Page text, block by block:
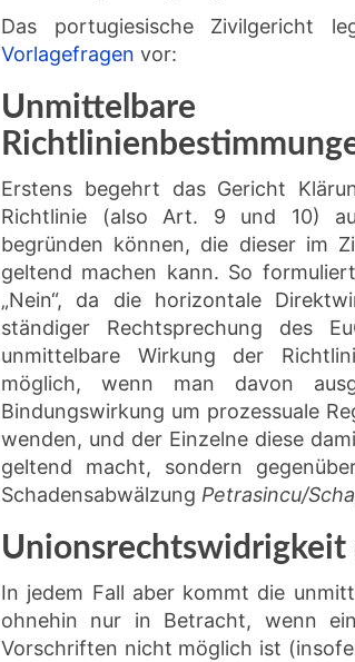
Das portugiesische Zivilgericht
Vorlagefragen vor:
Erstens begehrt das Gericht
Richtlinie (also Art. 9 und 10)
begründen können, die dieser im
geltend machen kann. So
„Nein“, da die horizontale
ständiger Rechtsprechung des
unmittelbare Wirkung der
möglich, wenn man davon
Bindungswirkung um prozessuale
wenden, und der Einzelne diese
geltend macht, sondern
Schadensabwälzung Petrasincu/
Unionsrechtswidrigkeit
In jedem Fall aber kommt die
ohnehin nur in Betracht, wenn
Vorschriften nicht möglich ist